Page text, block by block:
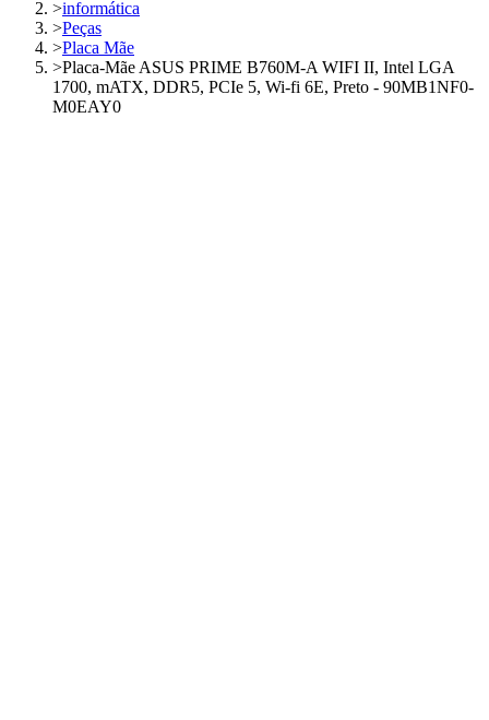
>informática
>Peças
>Placa Mãe
>Placa-Mãe ASUS PRIME B760M-A WIFI II, Intel LGA
1700, mATX, DDR5, PCIe 5, Wi-fi 6E, Preto - 90MB1NF0-
M0EAY0